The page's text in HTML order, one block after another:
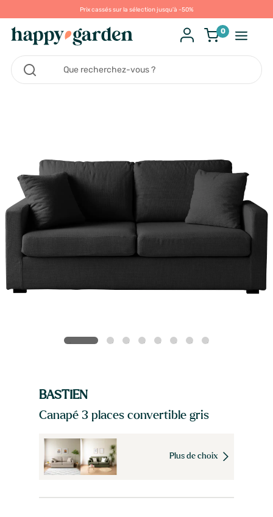
Prix cassés sur la sélection jusqu'à -50%
0
BASTIEN
Canapé 3 places convertible gris
Plus de choix